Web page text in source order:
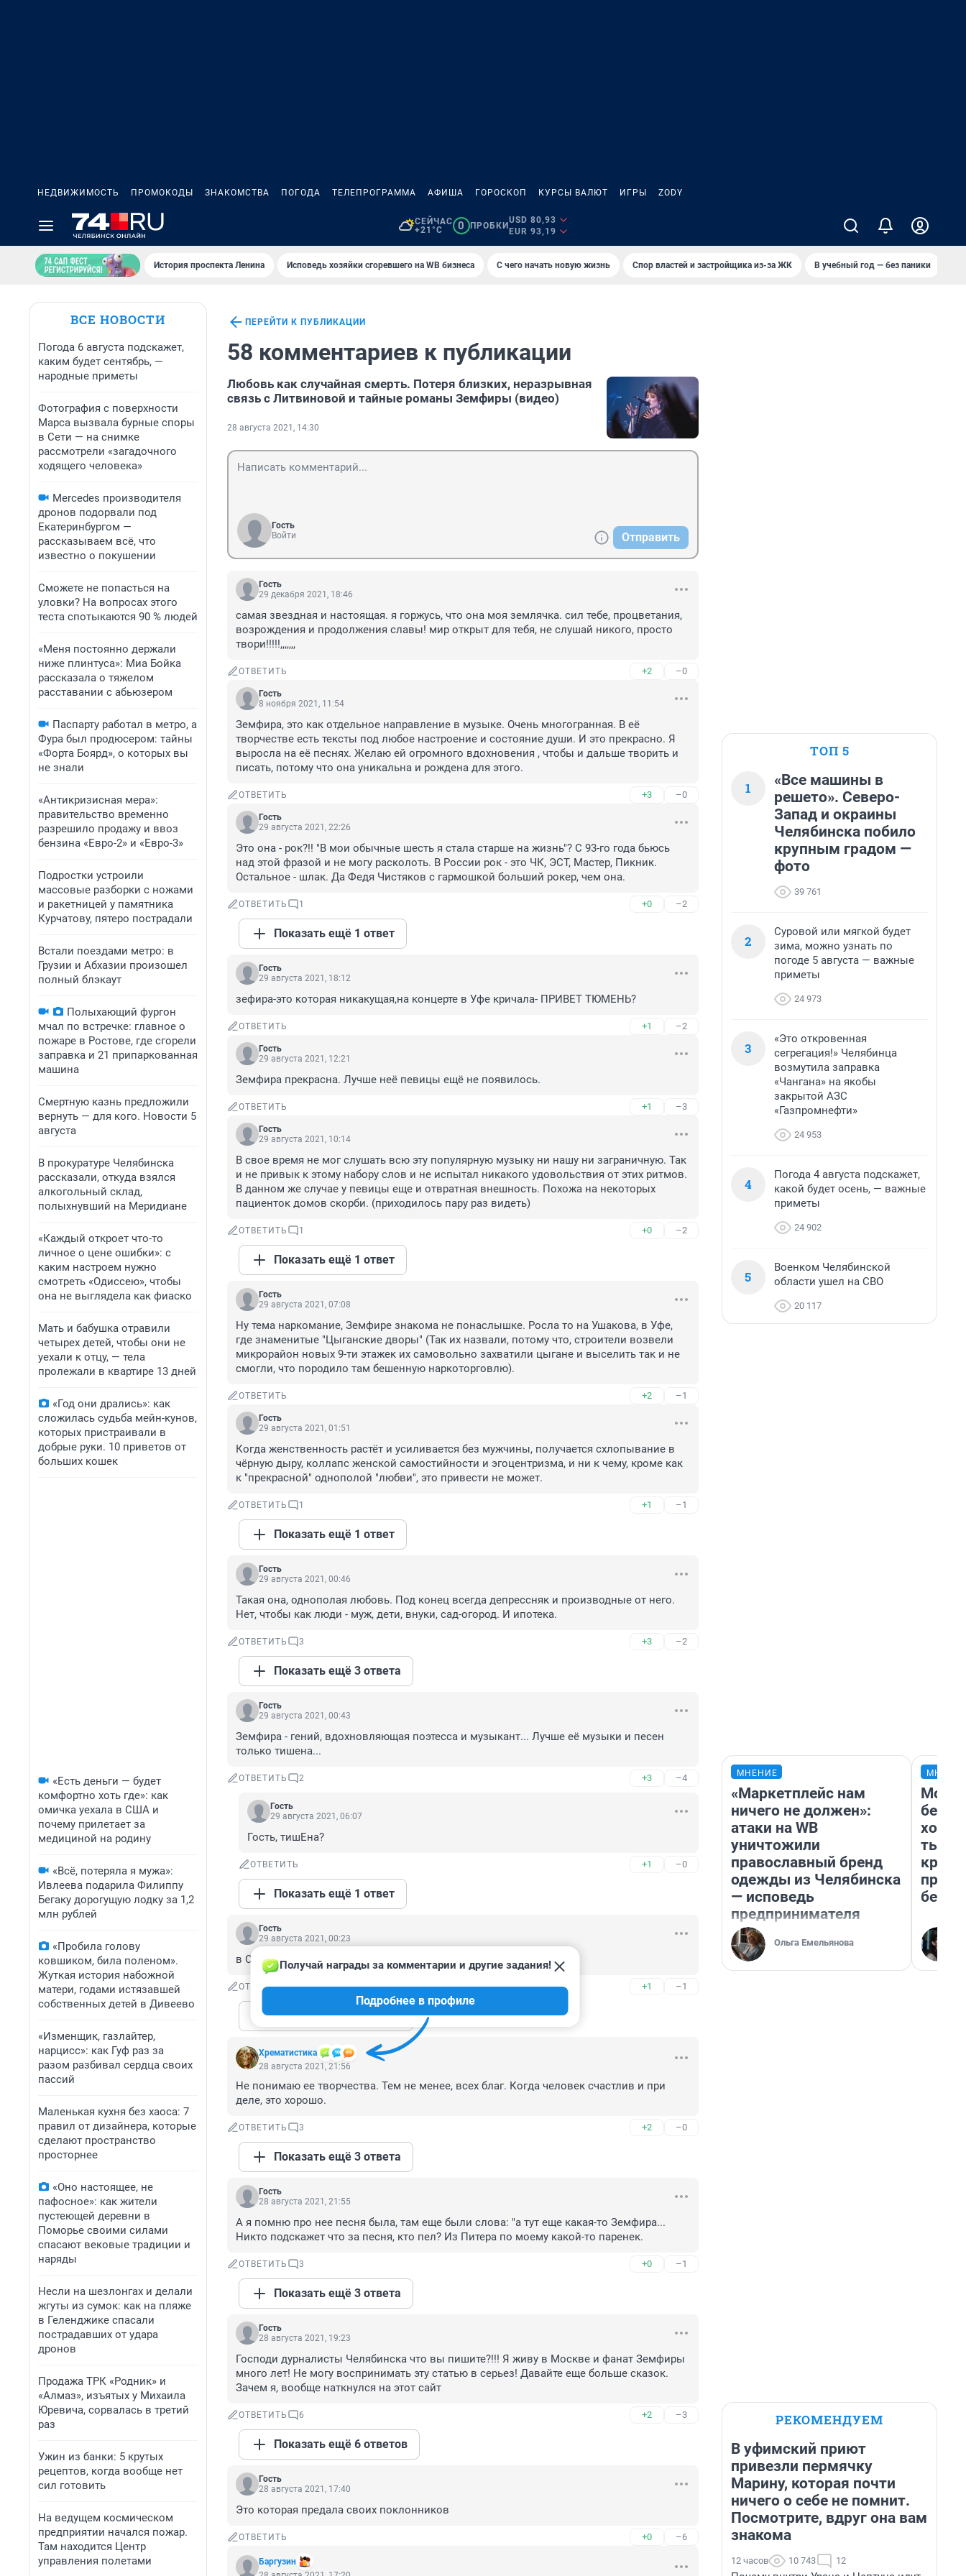
НЕДВИЖИМОСТЬ ПРОМОКОДЫ ЗНАКОМСТВА ПОГОДА ТЕЛЕПРОГРАММА АФИША ГОРОСКОП КУРСЫ ВАЛЮТ ИГРЫ ZODY
СЕЙЧАС
+21°C
0 ПРОБКИ
USD 80,93
EUR 93,19
История проспекта Ленина Исповедь хозяйки сгоревшего на WB бизнеса С чего начать новую жизнь Спор властей и застройщика из-за ЖК В учебный год — без паники
ВСЕ НОВОСТИ
Погода 6 августа подскажет,
каким будет сентябрь, —
народные приметы
Фотография с поверхности
Марса вызвала бурные споры
в Сети — на снимке
рассмотрели «загадочного
ходящего человека»
Mercedes производителя
дронов подорвали под
Екатеринбургом —
рассказываем всё, что
известно о покушении
Сможете не попасться на
уловки? На вопросах этого
теста спотыкаются 90 % людей
«Меня постоянно держали
ниже плинтуса»: Миа Бойка
рассказала о тяжелом
расставании с абьюзером
Паспарту работал в метро, а
Фура был продюсером: тайны
«Форта Боярд», о которых вы
не знали
«Антикризисная мера»:
правительство временно
разрешило продажу и ввоз
бензина «Евро-2» и «Евро-3»
Подростки устроили
массовые разборки с ножами
и ракетницей у памятника
Курчатову, пятеро пострадали
Встали поездами метро: в
Грузии и Абхазии произошел
полный блэкаут
Полыхающий фургон
мчал по встречке: главное о
пожаре в Ростове, где сгорели
заправка и 21 припаркованная
машина
Смертную казнь предложили
вернуть — для кого. Новости 5
августа
В прокуратуре Челябинска
рассказали, откуда взялся
алкогольный склад,
полыхнувший на Меридиане
«Каждый откроет что-то
личное о цене ошибки»: с
каким настроем нужно
смотреть «Одиссею», чтобы
она не выглядела как фиаско
Мать и бабушка отравили
четырех детей, чтобы они не
уехали к отцу, — тела
пролежали в квартире 13 дней
«Год они дрались»: как
сложилась судьба мейн-кунов,
которых пристраивали в
добрые руки. 10 приветов от
больших кошек
«Есть деньги — будет
комфортно хоть где»: как
омичка уехала в США и
почему прилетает за
медициной на родину
«Всё, потеряла я мужа»:
Ивлеева подарила Филиппу
Бегаку дорогущую лодку за 1,2
млн рублей
«Пробила голову
ковшиком, била поленом».
Жуткая история набожной
матери, годами истязавшей
собственных детей в Дивеево
«Изменщик, газлайтер,
нарцисс»: как Гуф раз за
разом разбивал сердца своих
пассий
Маленькая кухня без хаоса: 7
правил от дизайнера, которые
сделают пространство
просторнее
«Оно настоящее, не
пафосное»: как жители
пустеющей деревни в
Поморье своими силами
спасают вековые традиции и
наряды
Несли на шезлонгах и делали
жгуты из сумок: как на пляже
в Геленджике спасали
пострадавших от удара
дронов
Продажа ТРК «Родник» и
«Алмаз», изъятых у Михаила
Юревича, сорвалась в третий
раз
Ужин из банки: 5 крутых
рецептов, когда вообще нет
сил готовить
На ведущем космическом
предприятии начался пожар.
Там находится Центр
управления полетами
ПЕРЕЙТИ К ПУБЛИКАЦИИ
58 комментариев к публикации
Любовь как случайная смерть. Потеря близких, неразрывная
связь с Литвиновой и тайные романы Земфиры (видео)
28 августа 2021, 14:30
Гость
Войти
Отправить
Гость
29 декабря 2021, 18:46
самая звездная и настоящая. я горжусь, что она моя землячка. сил тебе, процветания,
возрождения и продолжения славы! мир открыт для тебя, не слушай никого, просто
твори!!!!!,,,,,,,
ОТВЕТИТЬ +2 –0
Гость
8 ноября 2021, 11:54
Земфира, это как отдельное направление в музыке. Очень многогранная. В её
творчестве есть тексты под любое настроение и состояние души. И это прекрасно. Я
выросла на её песнях. Желаю ей огромного вдохновения , чтобы и дальше творить и
писать, потому что она уникальна и рождена для этого.
ОТВЕТИТЬ +3 –0
Гость
29 августа 2021, 22:26
Это она - рок?!! "В мои обычные шесть я стала старше на жизнь"? С 93-го года бьюсь
над этой фразой и не могу расколоть. В России рок - это ЧК, ЭСТ, Мастер, Пикник.
Остальное - шлак. Да Федя Чистяков с гармошкой больший рокер, чем она.
ОТВЕТИТЬ 1 +0 –2
Показать ещё 1 ответ
Гость
29 августа 2021, 18:12
зефира-это которая никакущая,на концерте в Уфе кричала- ПРИВЕТ ТЮМЕНЬ?
ОТВЕТИТЬ +1 –2
Гость
29 августа 2021, 12:21
Земфира прекрасна. Лучше неё певицы ещё не появилось.
ОТВЕТИТЬ +1 –3
Гость
29 августа 2021, 10:14
В свое время не мог слушать всю эту популярную музыку ни нашу ни заграничную. Так
и не привык к этому набору слов и не испытал никакого удовольствия от этих ритмов.
В данном же случае у певицы еще и отвратная внешность. Похожа на некоторых
пациенток домов скорби. (приходилось пару раз видеть)
ОТВЕТИТЬ 1 +0 –2
Показать ещё 1 ответ
Гость
29 августа 2021, 07:08
Ну тема наркомание, Земфире знакома не понаслышке. Росла то на Ушакова, в Уфе,
где знаменитые "Цыганские дворы" (Так их назвали, потому что, строители возвели
микрорайон новых 9-ти этажек их самовольно захватили цыгане и выселить так и не
смогли, что породило там бешенную наркоторговлю).
ОТВЕТИТЬ +2 –1
Гость
29 августа 2021, 01:51
Когда женственность растёт и усиливается без мужчины, получается схлопывание в
чёрную дыру, коллапс женской самостийности и эгоцентризма, и ни к чему, кроме как
к "прекрасной" однополой "любви", это привести не может.
ОТВЕТИТЬ 1 +1 –1
Показать ещё 1 ответ
Гость
29 августа 2021, 00:46
Такая она, однополая любовь. Под конец всегда депрессняк и производные от него.
Нет, чтобы как люди - муж, дети, внуки, сад-огород. И ипотека.
ОТВЕТИТЬ 3 +3 –2
Показать ещё 3 ответа
Гость
29 августа 2021, 00:43
Земфира - гений, вдохновляющая поэтесса и музыкант... Лучше её музыки и песен
только тишена...
ОТВЕТИТЬ 2 +3 –4
Гость
29 августа 2021, 06:07
Гость, тишЕна?
ОТВЕТИТЬ +1 –0
Показать ещё 1 ответ
Гость
29 августа 2021, 00:23
в Самаре одна настоящяя звезда. кто- догадайтесь сами)))
ОТВЕТИТЬ 2 +1 –1
Показать ещё 2 ответа
Хрематистика
Получай награды за комментарии и другие задания!
Подробнее в профиле
28 августа 2021, 21:56
Не понимаю ее творчества. Тем не менее, всех благ. Когда человек счастлив и при
деле, это хорошо.
ОТВЕТИТЬ 3 +2 –0
Показать ещё 3 ответа
Гость
28 августа 2021, 21:55
А я помню про нее песня была, там еще были слова: "а тут еще какая-то Земфира...
Никто подскажет что за песня, кто пел? Из Питера по моему какой-то паренек.
ОТВЕТИТЬ 3 +0 –1
Показать ещё 3 ответа
Гость
28 августа 2021, 19:23
Господи дурналисты Челябинска что вы пишите?!!! Я живу в Москве и фанат Земфиры
много лет! Не могу воспринимать эту статью в серьез! Давайте еще больше сказок.
Зачем я, вообще наткнулся на этот сайт
ОТВЕТИТЬ 6 +2 –3
Показать ещё 6 ответов
Гость
28 августа 2021, 17:40
Это которая предала своих поклонников
ОТВЕТИТЬ +0 –6
Баргузин
ТОП 5
1
«Все машины в
решето». Северо-
Запад и окраины
Челябинска побило
крупным градом —
фото
39 761
2
Суровой или мягкой будет
зима, можно узнать по
погоде 5 августа — важные
приметы
24 973
3
«Это откровенная
сегрегация!» Челябинца
возмутила заправка
«Чангана» на якобы
закрытой АЗС
«Газпромнефти»
24 953
4
Погода 4 августа подскажет,
какой будет осень, — важные
приметы
24 902
5
Военком Челябинской
области ушел на СВО
20 117
МНЕНИЕ
«Маркетплейс нам
ничего не должен»:
атаки на WB
уничтожили
православный бренд
одежды из Челябинска
— исповедь
предпринимателя
Ольга Емельянова
Мой
РЕКОМЕНДУЕМ
В уфимский приют
привезли пермячку
Марину, которая почти
ничего о себе не помнит.
Посмотрите, вдруг она вам
знакома
12 часов 10 743 12